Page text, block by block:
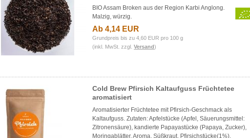
BIO Assam Broken aus der Region Karbi Anglong.
Malzig, würzig.
Ab 4,14 EUR
Grundpreis bis zu 4,60 EUR pro 100 g
(inkl. MwSt. zzgl.Versand)
Cold Brew Pfirsich Kaltaufguss Früchtetee
aromatisiert
Aromatisierter Früchtetee mit Pfirsich-Geschmack als
Kaltaufguss. Zutaten: Apfelstücke (Apfel, Säuerungsmittel:
Zitronensäure), kandierte Papayastücke (Papaya, Zucker),
Moringablätter, Aroma, Süßkraut, Pfirsichstücke(1%),